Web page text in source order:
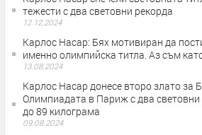
тежести с два световни рекорда
12.12.2024
Карлос Насар: Бях мотивиран да
именно олимпийска титла. Аз съм
13.08.2024
Карлос Насар донесе второ злато за
Олимпиадата в Париж с два световни
до 89 килограма
09.08.2024